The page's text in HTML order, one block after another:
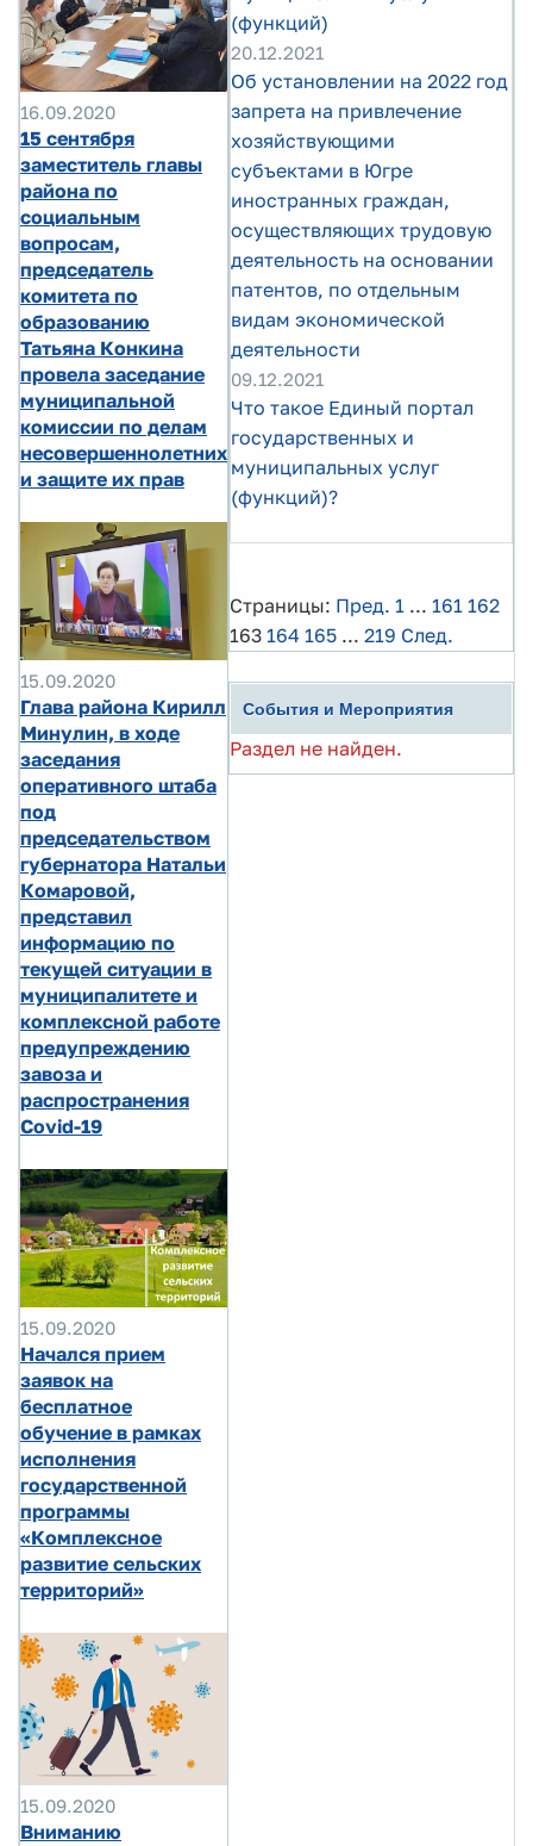
16.09.2020
15 сентября
заместитель главы
района по
социальным
вопросам,
председатель
комитета по
образованию
Татьяна Конкина
провела заседание
муниципальной
комиссии по делам
несовершеннолетних
и защите их прав
15.09.2020
Глава района Кирилл
Минулин, в ходе
заседания
оперативного штаба
под
председательством
губернатора Натальи
Комаровой,
представил
информацию по
текущей ситуации в
муниципалитете и
комплексной работе
предупреждению
завоза и
распространения
Covid-19
15.09.2020
Начался прием
заявок на
бесплатное
обучение в рамках
исполнения
государственной
программы
«Комплексное
развитие сельских
территорий»
15.09.2020
Вниманию
(функций)
20.12.2021
Об установлении на 2022 год
запрета на привлечение
хозяйствующими
субъектами в Югре
иностранных граждан,
осуществляющих трудовую
деятельность на основании
патентов, по отдельным
видам экономической
деятельности
09.12.2021
Что такое Единый портал
государственных и
муниципальных услуг
(функций)?
Страницы: Пред. 1 ... 161 162
163 164 165 ... 219 След.
События и Мероприятия
Раздел не найден.